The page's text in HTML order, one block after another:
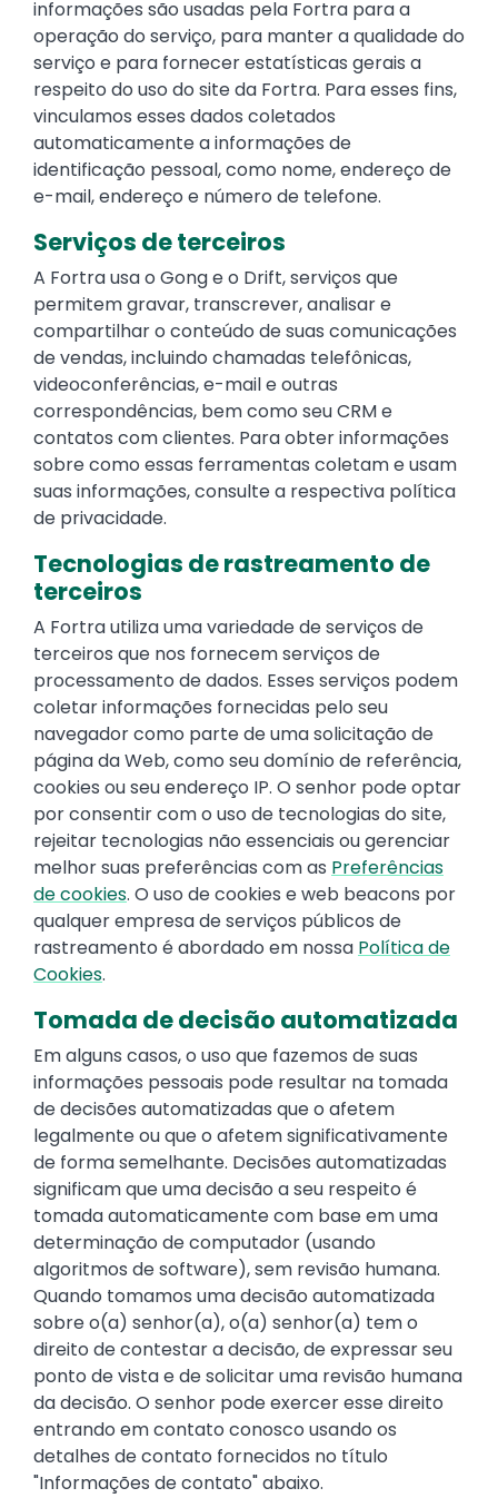
informações são usadas pela Fortra para a
operação do serviço, para manter a qualidade do
serviço e para fornecer estatísticas gerais a
respeito do uso do site da Fortra. Para esses fins,
vinculamos esses dados coletados
automaticamente a informações de
identificação pessoal, como nome, endereço de
e-mail, endereço e número de telefone.
Serviços de terceiros
A Fortra usa o Gong e o Drift, serviços que
permitem gravar, transcrever, analisar e
compartilhar o conteúdo de suas comunicações
de vendas, incluindo chamadas telefônicas,
videoconferências, e-mail e outras
correspondências, bem como seu CRM e
contatos com clientes. Para obter informações
sobre como essas ferramentas coletam e usam
suas informações, consulte a respectiva política
de privacidade.
Tecnologias de rastreamento de
terceiros
A Fortra utiliza uma variedade de serviços de
terceiros que nos fornecem serviços de
processamento de dados. Esses serviços podem
coletar informações fornecidas pelo seu
navegador como parte de uma solicitação de
página da Web, como seu domínio de referência,
cookies ou seu endereço IP. O senhor pode optar
por consentir com o uso de tecnologias do site,
rejeitar tecnologias não essenciais ou gerenciar
melhor suas preferências com as Preferências
de cookies. O uso de cookies e web beacons por
qualquer empresa de serviços públicos de
rastreamento é abordado em nossa Política de
Cookies.
Tomada de decisão automatizada
Em alguns casos, o uso que fazemos de suas
informações pessoais pode resultar na tomada
de decisões automatizadas que o afetem
legalmente ou que o afetem significativamente
de forma semelhante. Decisões automatizadas
significam que uma decisão a seu respeito é
tomada automaticamente com base em uma
determinação de computador (usando
algoritmos de software), sem revisão humana.
Quando tomamos uma decisão automatizada
sobre o(a) senhor(a), o(a) senhor(a) tem o
direito de contestar a decisão, de expressar seu
ponto de vista e de solicitar uma revisão humana
da decisão. O senhor pode exercer esse direito
entrando em contato conosco usando os
detalhes de contato fornecidos no título
"Informações de contato" abaixo.